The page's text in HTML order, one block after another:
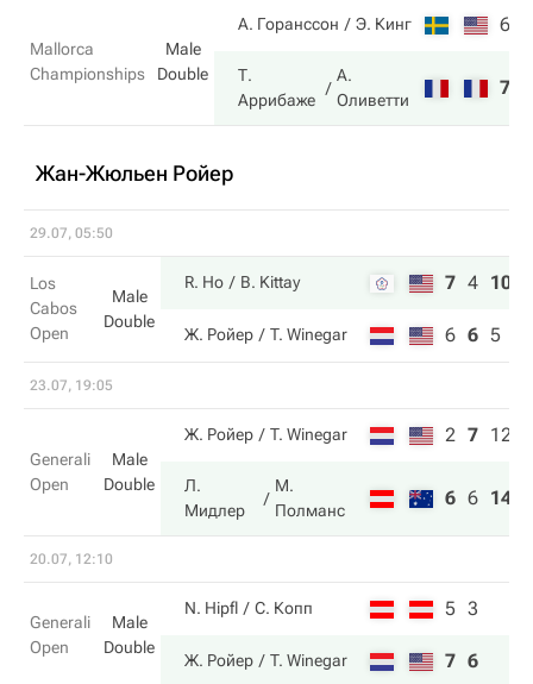
Mallorca
Championships
Male
Double
А. Горанссон Э. Кинг 6
Т.
Аррибаже
А.
Оливетти
7
Жан-Жюльен Ройер
29.07, 05:50
Los
Cabos
Open
Male
Double
R. Ho B. Kittay 7 4 10
Ж. Ройер T. Winegar 6 6 5
23.07, 19:05
Generali
Open
Male
Double
Ж. Ройер T. Winegar 2 7 12
Л.
Мидлер
М.
Полманс
6 6 14
20.07, 12:10
Generali
Open
Male
Double
N. Hipfl С. Копп 5 3
Ж. Ройер T. Winegar 7 6